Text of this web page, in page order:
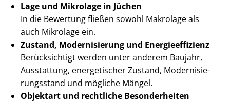
Lage und Mikrolage in Jüchen
In die Bewertung fließen sowohl Makrolage als
auch Mikrolage ein.
Zustand, Modernisierung und En­er­gie­ef­fi­zi­enz
Berücksichtigt werden unter anderem Baujahr,
Ausstattung, energetischer Zustand, Mo­der­ni­sie­
rungs­stand und mögliche Mängel.
Objektart und rechtliche Besonderheiten